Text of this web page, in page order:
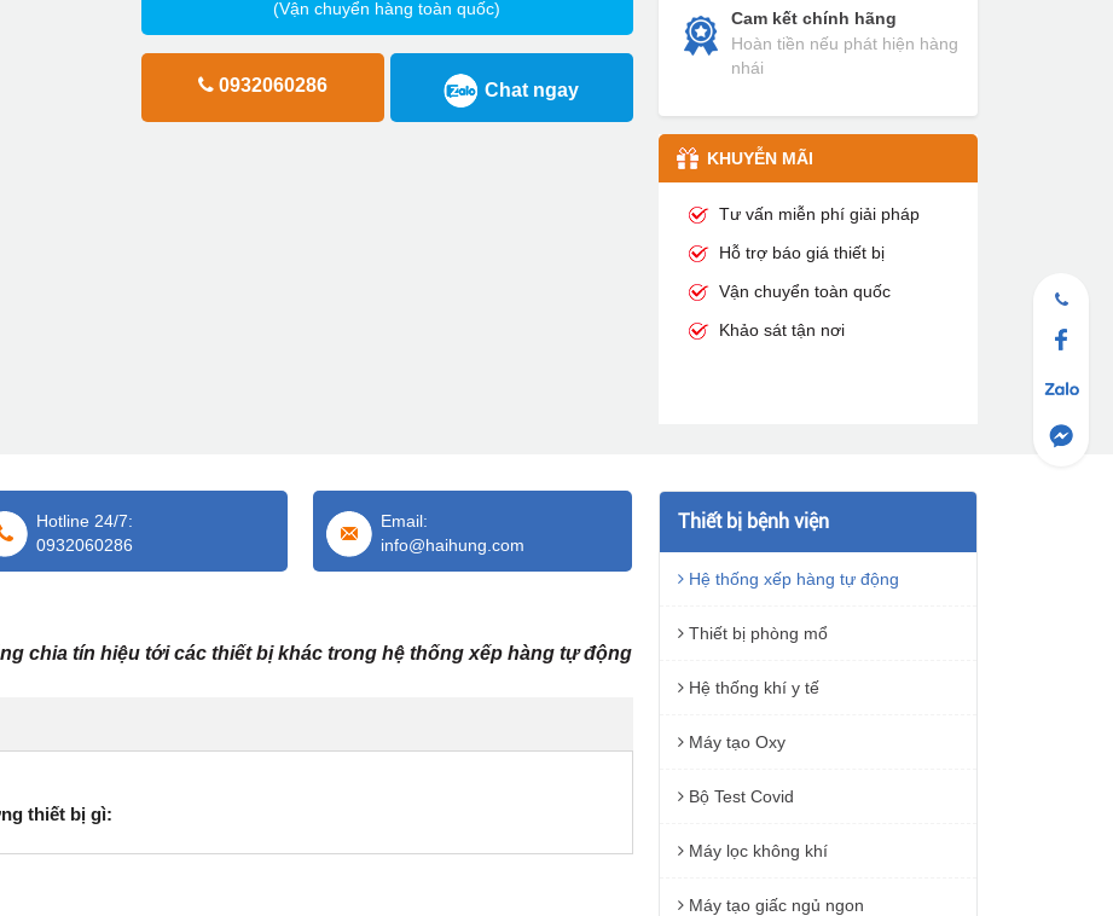
(Vận chuyển hàng toàn quốc)
0932060286 Chat ngay
Cam kết chính hãng
Hoàn tiền nếu phát hiện hàng
nhái
KHUYỄN MÃI
Tư vấn miễn phí giải pháp
Hỗ trợ báo giá thiết bị
Vận chuyển toàn quốc
Khảo sát tận nơi
Hotline 24/7:
0932060286
Email:
info@haihung.com
chia tín hiệu tới các thiết bị khác trong hệ thống xếp hàng tự động
thiết bị gì:
Thiết bị bệnh viện
Hệ thống xếp hàng tự động
Thiết bị phòng mổ
Hệ thống khí y tế
Máy tạo Oxy
Bộ Test Covid
Máy lọc không khí
Máy tạo giấc ngủ ngon